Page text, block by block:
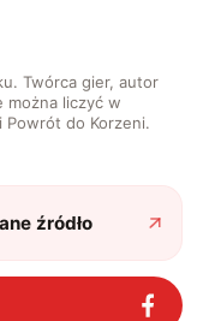
Twórca gier, autor
liczyć w
Powrót do Korzeni.
źródło